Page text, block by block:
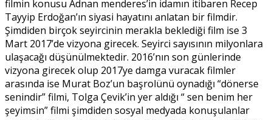
filmin konusu Adnan menderes’in idamın itibaren Recep
Tayyip Erdoğan’ın siyasi hayatını anlatan bir filmdir.
Şimdiden birçok seyircinin merakla beklediği film ise 3
Mart 2017’de vizyona girecek. Seyirci sayısının milyonlara
ulaşacağı düşünülmektedir. 2016’nın son günlerinde
vizyona girecek olup 2017ye damga vuracak filmler
arasında ise Murat Boz’un başrolünü oynadığı “dönerse
senindir” filmi, Tolga Çevik’in yer aldığı “ sen benim her
şeyimsin” filmi şimdiden sosyal medyada konuşulanlar